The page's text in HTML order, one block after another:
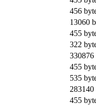
456
13060
455
322
330876
455
535
283140
455